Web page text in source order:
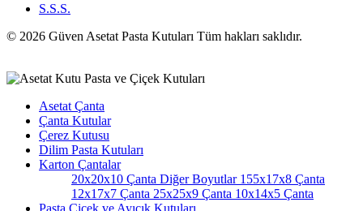
S.S.S.
© 2026 Güven Asetat Pasta Kutuları Tüm hakları saklıdır.
Asetat Çanta
Çanta Kutular
Çerez Kutusu
Dilim Pasta Kutuları
Karton Çantalar
20x20x10 Çanta Diğer Boyutlar155x17x8 Çanta
12x17x7 Çanta 25x25x9 Çanta 10x14x5 Çanta
Pasta Çiçek ve Ayıcık Kutuları